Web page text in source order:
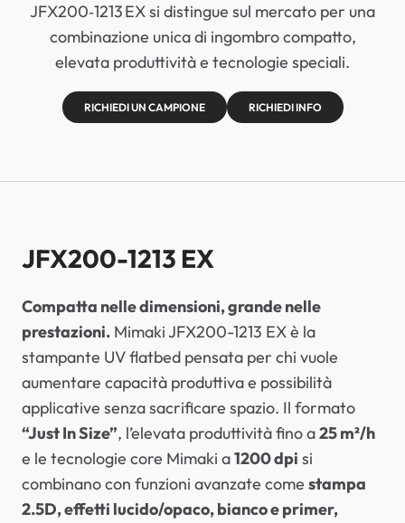
JFX200‑1213 EX si distingue sul mercato per una
combinazione unica di ingombro compatto,
elevata produttività e tecnologie speciali.
RICHIEDI UN CAMPIONE RICHIEDI INFO
JFX200-1213 EX
Compatta nelle dimensioni, grande nelle
prestazioni. Mimaki JFX200-1213 EX è la
stampante UV flatbed pensata per chi vuole
aumentare capacità produttiva e possibilità
applicative senza sacrificare spazio. Il formato
“Just In Size”, l’elevata produttività fino a25 m²/h
e le tecnologie core Mimaki a1200 dpi si
combinano con funzioni avanzate come stampa
2.5D, effetti lucido/opaco, bianco e primer,